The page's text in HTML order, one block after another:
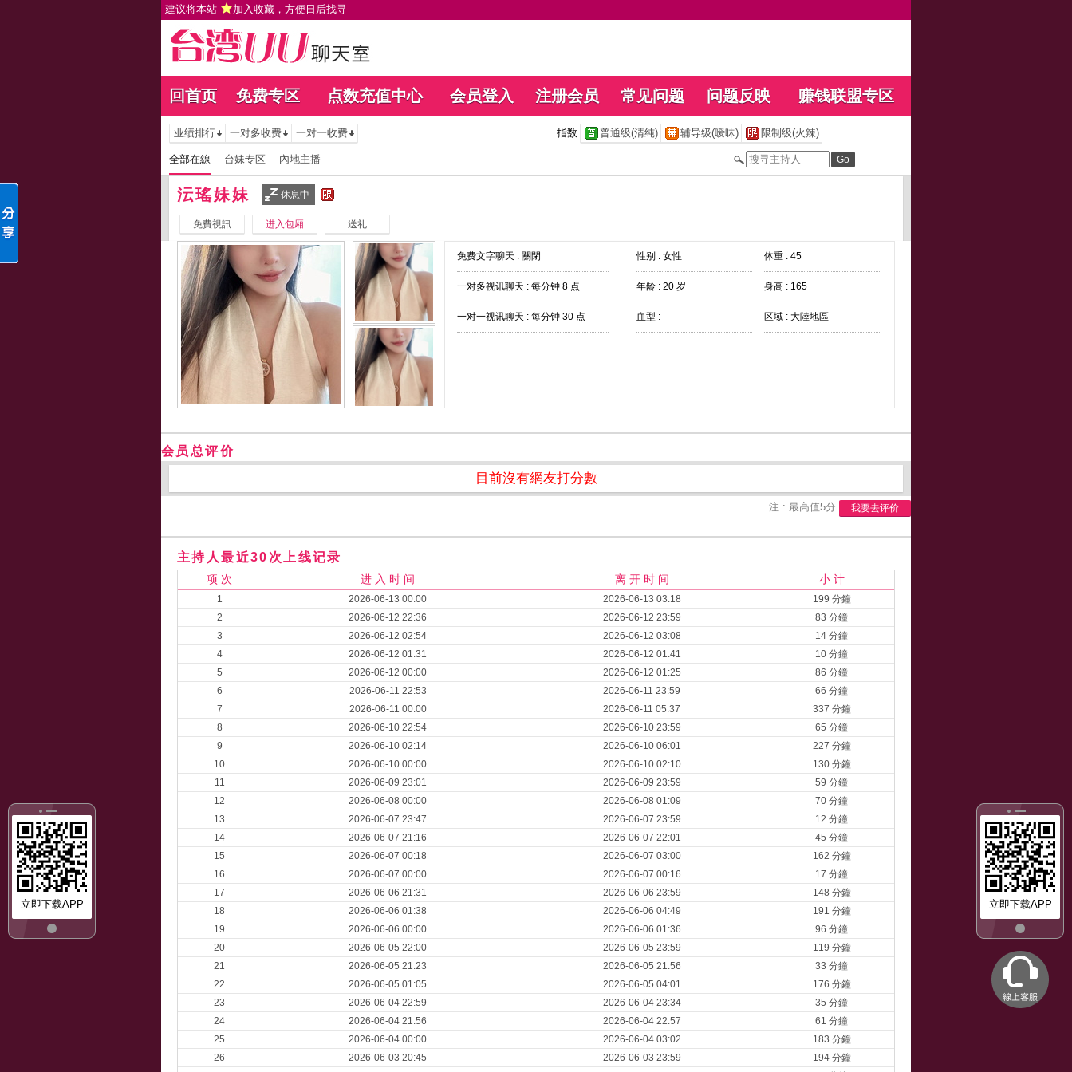
建议将本站 加入收藏 ，方便日后找寻
回首页 免费专区 点数充值中心 会员登入 注册会员 常见问题 问题反映 赚钱联盟专区
立即下载APP
立即下载APP
业绩排行 一对多收费 一对一收费 指数 普通级(清纯) 辅导级(暧昧) 限制级(火辣)
全部在線 台妹专区 內地主播
沄瑤妹妹 休息中
免費視訊 进入包厢 送礼
免费文字聊天 : 關閉
一对多视讯聊天 : 每分钟 8 点
一对一视讯聊天 : 每分钟 30 点
性别 : 女性 体重 : 45
年龄 : 20 岁 身高 : 165
血型 : ---- 区域 : 大陸地區
会员总评价
目前沒有網友打分數
注 : 最高值5分 我要去评价
主持人最近30次上线记录
项 次 进 入 时 间 离 开 时 间 小 计
1 2026-06-13 00:00 2026-06-13 03:18
199 分鐘
2
2026-06-12 22:36 2026-06-12 23:59
83 分鐘
3
2026-06-12 02:54 2026-06-12 03:08
14 分鐘
4
2026-06-12 01:31 2026-06-12 01:41
10 分鐘
5
2026-06-12 00:00 2026-06-12 01:25
86 分鐘
6
2026-06-11 22:53 2026-06-11 23:59
66 分鐘
7
2026-06-11 00:00 2026-06-11 05:37
337 分鐘
8
2026-06-10 22:54 2026-06-10 23:59
65 分鐘
9
2026-06-10 02:14 2026-06-10 06:01
227 分鐘
10
2026-06-10 00:00 2026-06-10 02:10
130 分鐘
11
2026-06-09 23:01 2026-06-09 23:59
59 分鐘
12
2026-06-08 00:00 2026-06-08 01:09
70 分鐘
13
2026-06-07 23:47 2026-06-07 23:59
12 分鐘
14
2026-06-07 21:16 2026-06-07 22:01
45 分鐘
15
2026-06-07 00:18 2026-06-07 03:00
162 分鐘
16
2026-06-07 00:00 2026-06-07 00:16
17 分鐘
17
2026-06-06 21:31 2026-06-06 23:59
148 分鐘
18
2026-06-06 01:38 2026-06-06 04:49
191 分鐘
19
2026-06-06 00:00 2026-06-06 01:36
96 分鐘
20
2026-06-05 22:00 2026-06-05 23:59
119 分鐘
21
2026-06-05 21:23 2026-06-05 21:56
33 分鐘
22
2026-06-05 01:05 2026-06-05 04:01
176 分鐘
23
2026-06-04 22:59 2026-06-04 23:34
35 分鐘
24
2026-06-04 21:56 2026-06-04 22:57
61 分鐘
25
2026-06-04 00:00 2026-06-04 03:02
183 分鐘
26
2026-06-03 20:45 2026-06-03 23:59
194 分鐘